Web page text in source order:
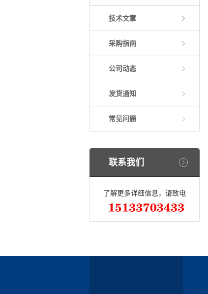
技术文章
采购指南
公司动态
发货通知
常见问题
联系我们
了解更多详细信息，请致电